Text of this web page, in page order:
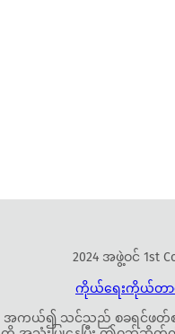
2024 အဖွဲ့ဝင် 1st
ကိုယ်ရေးကိုယ်တာ
အကယ်၍ သင်သည် စခရင်ဖတ်